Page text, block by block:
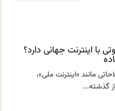
با اینترنت جهانی دارد؟
مانند «اینترنت ملی»،
گذشته...